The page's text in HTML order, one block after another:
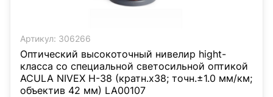
Артикул: 306266
Оптический высокоточный нивелир hight-
класса со специальной светосильной оптикой
ACULA NIVEX H-38 (кратн.х38; точн.±1.0 мм/км;
объектив 42 мм) LA00107